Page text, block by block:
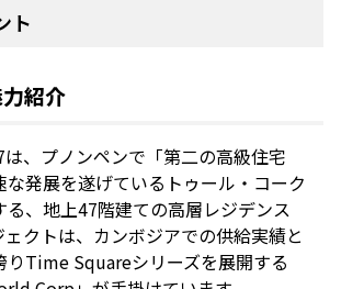
ト
紹介
、プノンペンで「第二の高級住宅
発展を遂げているトゥール・コーク
る、地上47階建ての高層レジデンス
クトは、カンボジアでの供給実績と
りTime Squareシリーズを展開する